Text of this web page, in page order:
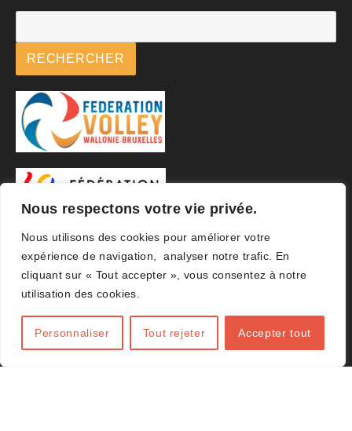
Nous respectons votre vie privée.
Nous utilisons des cookies pour améliorer votre
expérience de navigation, analyser notre trafic. En
cliquant sur « Tout accepter », vous consentez à notre
utilisation des cookies.
Personnaliser Tout rejeter Accepter tout
RECHERCHER